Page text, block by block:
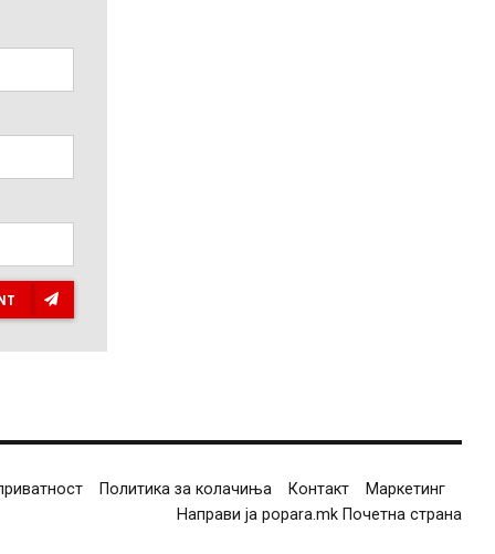
Политика за колачиња Контакт
Маркетинг
Направи ја popara.mk Почетна страна